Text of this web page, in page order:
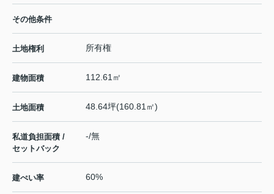
その他条件
土地権利 所有権
建物面積 112.61㎡
土地面積 48.64坪(160.81㎡)
私道負担面積 /
セットバック
-/無
建ぺい率 60%